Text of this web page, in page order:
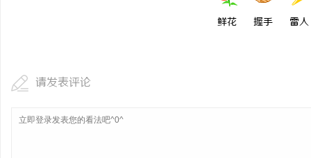
鲜花 握手 雷人
请发表评论